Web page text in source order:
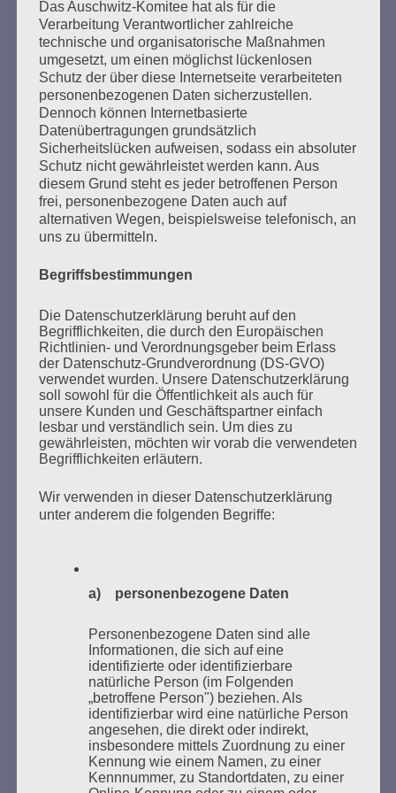
Wer gegen Nazis kämpft, kann sich auf den Staat
nicht verlassen.
Esther Bejarano - 17. November 2015
SUCHEN
NACH:
MARATHONLESUNG AUS DEN
VERBRANNTEN BÜCHERN
Zum 26. Mal gibt es eine Marathonlesung anlässlich
des Gedenkens an die Verbrennung von Büchern am
Kaifu-Ufer – genau an dem Ort, wo im Mai 1933 NS-
Studentenorganisationen und Burschenschaftler
Bücher verbrannten.
Weitere Informationen:lesezeichen-setzen.de
Das Auschwitz-Komitee hat als für die
Verarbeitung Verantwortlicher zahlreiche
technische und organisatorische Maßnahmen
umgesetzt, um einen möglichst lückenlosen
Schutz der über diese Internetseite verarbeiteten
personenbezogenen Daten sicherzustellen.
Dennoch können Internetbasierte
Datenübertragungen grundsätzlich
Sicherheitslücken aufweisen, sodass ein absoluter
Schutz nicht gewährleistet werden kann. Aus
diesem Grund steht es jeder betroffenen Person
frei, personenbezogene Daten auch auf
alternativen Wegen, beispielsweise telefonisch, an
uns zu übermitteln.
Begriffsbestimmungen
Die Datenschutzerklärung beruht auf den
Begrifflichkeiten, die durch den Europäischen
Richtlinien- und Verordnungsgeber beim Erlass
der Datenschutz-Grundverordnung (DS-GVO)
verwendet wurden. Unsere Datenschutzerklärung
soll sowohl für die Öffentlichkeit als auch für
unsere Kunden und Geschäftspartner einfach
lesbar und verständlich sein. Um dies zu
gewährleisten, möchten wir vorab die verwendeten
Begrifflichkeiten erläutern.
Wir verwenden in dieser Datenschutzerklärung
unter anderem die folgenden Begriffe:
a) personenbezogene Daten
Personenbezogene Daten sind alle
Informationen, die sich auf eine
identifizierte oder identifizierbare
natürliche Person (im Folgenden
„betroffene Person") beziehen. Als
identifizierbar wird eine natürliche Person
angesehen, die direkt oder indirekt,
insbesondere mittels Zuordnung zu einer
Kennung wie einem Namen, zu einer
Kennnummer, zu Standortdaten, zu einer